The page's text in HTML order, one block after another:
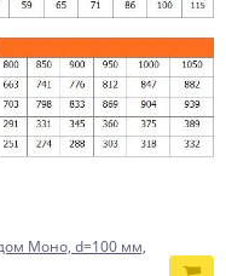
Моно, d=100 мм,